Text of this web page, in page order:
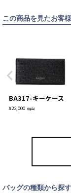
この商品を見たお客
BA317-キーケース
¥22,000 （税込）
バッグの種類から探す